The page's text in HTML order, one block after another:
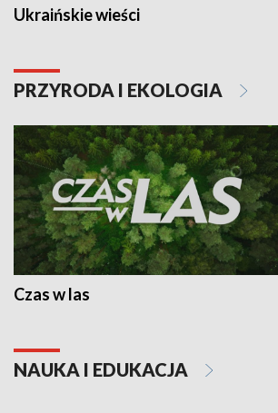
Ukraińskie wieści
PRZYRODA I EKOLOGIA
Czas w las
NAUKA I EDUKACJA